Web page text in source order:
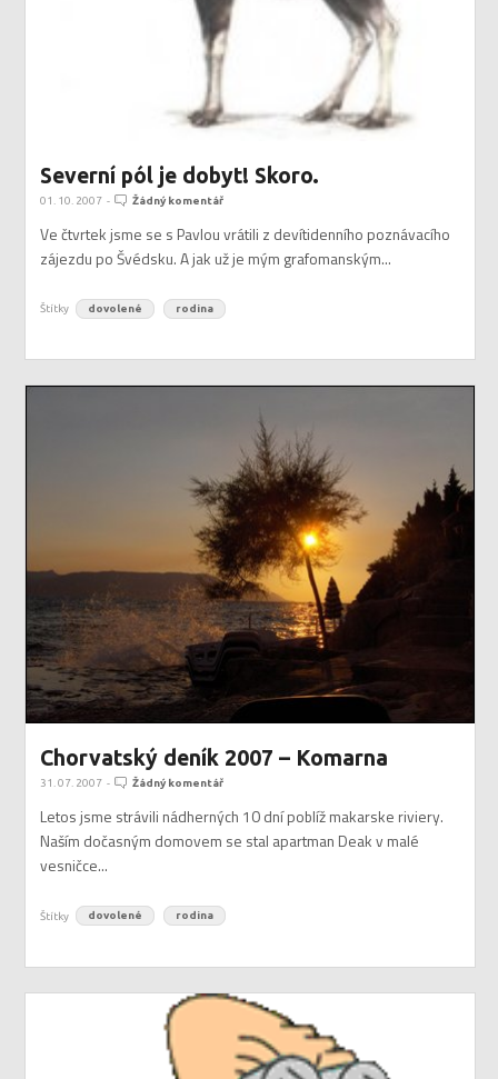
Severní pól je dobyt! Skoro.
01. 10. 2007- Žádný komentář
Ve čtvrtek jsme se s Pavlou vrátili z devítidenního poznávacího
zájezdu po Švédsku. A jak už je mým grafomanským...
Štítky dovolené rodina
Chorvatský deník 2007 – Komarna
31. 07. 2007- Žádný komentář
Letos jsme strávili nádherných 10 dní poblíž makarske riviery.
Naším dočasným domovem se stal apartman Deak v malé
vesničce...
Štítky dovolené rodina